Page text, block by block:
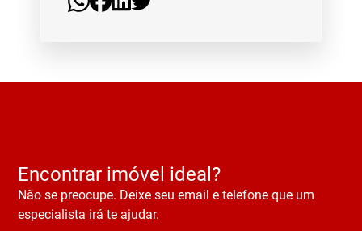
Encontrar imóvel ideal?
Não se preocupe. Deixe seu email e telefone que um
especialista irá te ajudar.